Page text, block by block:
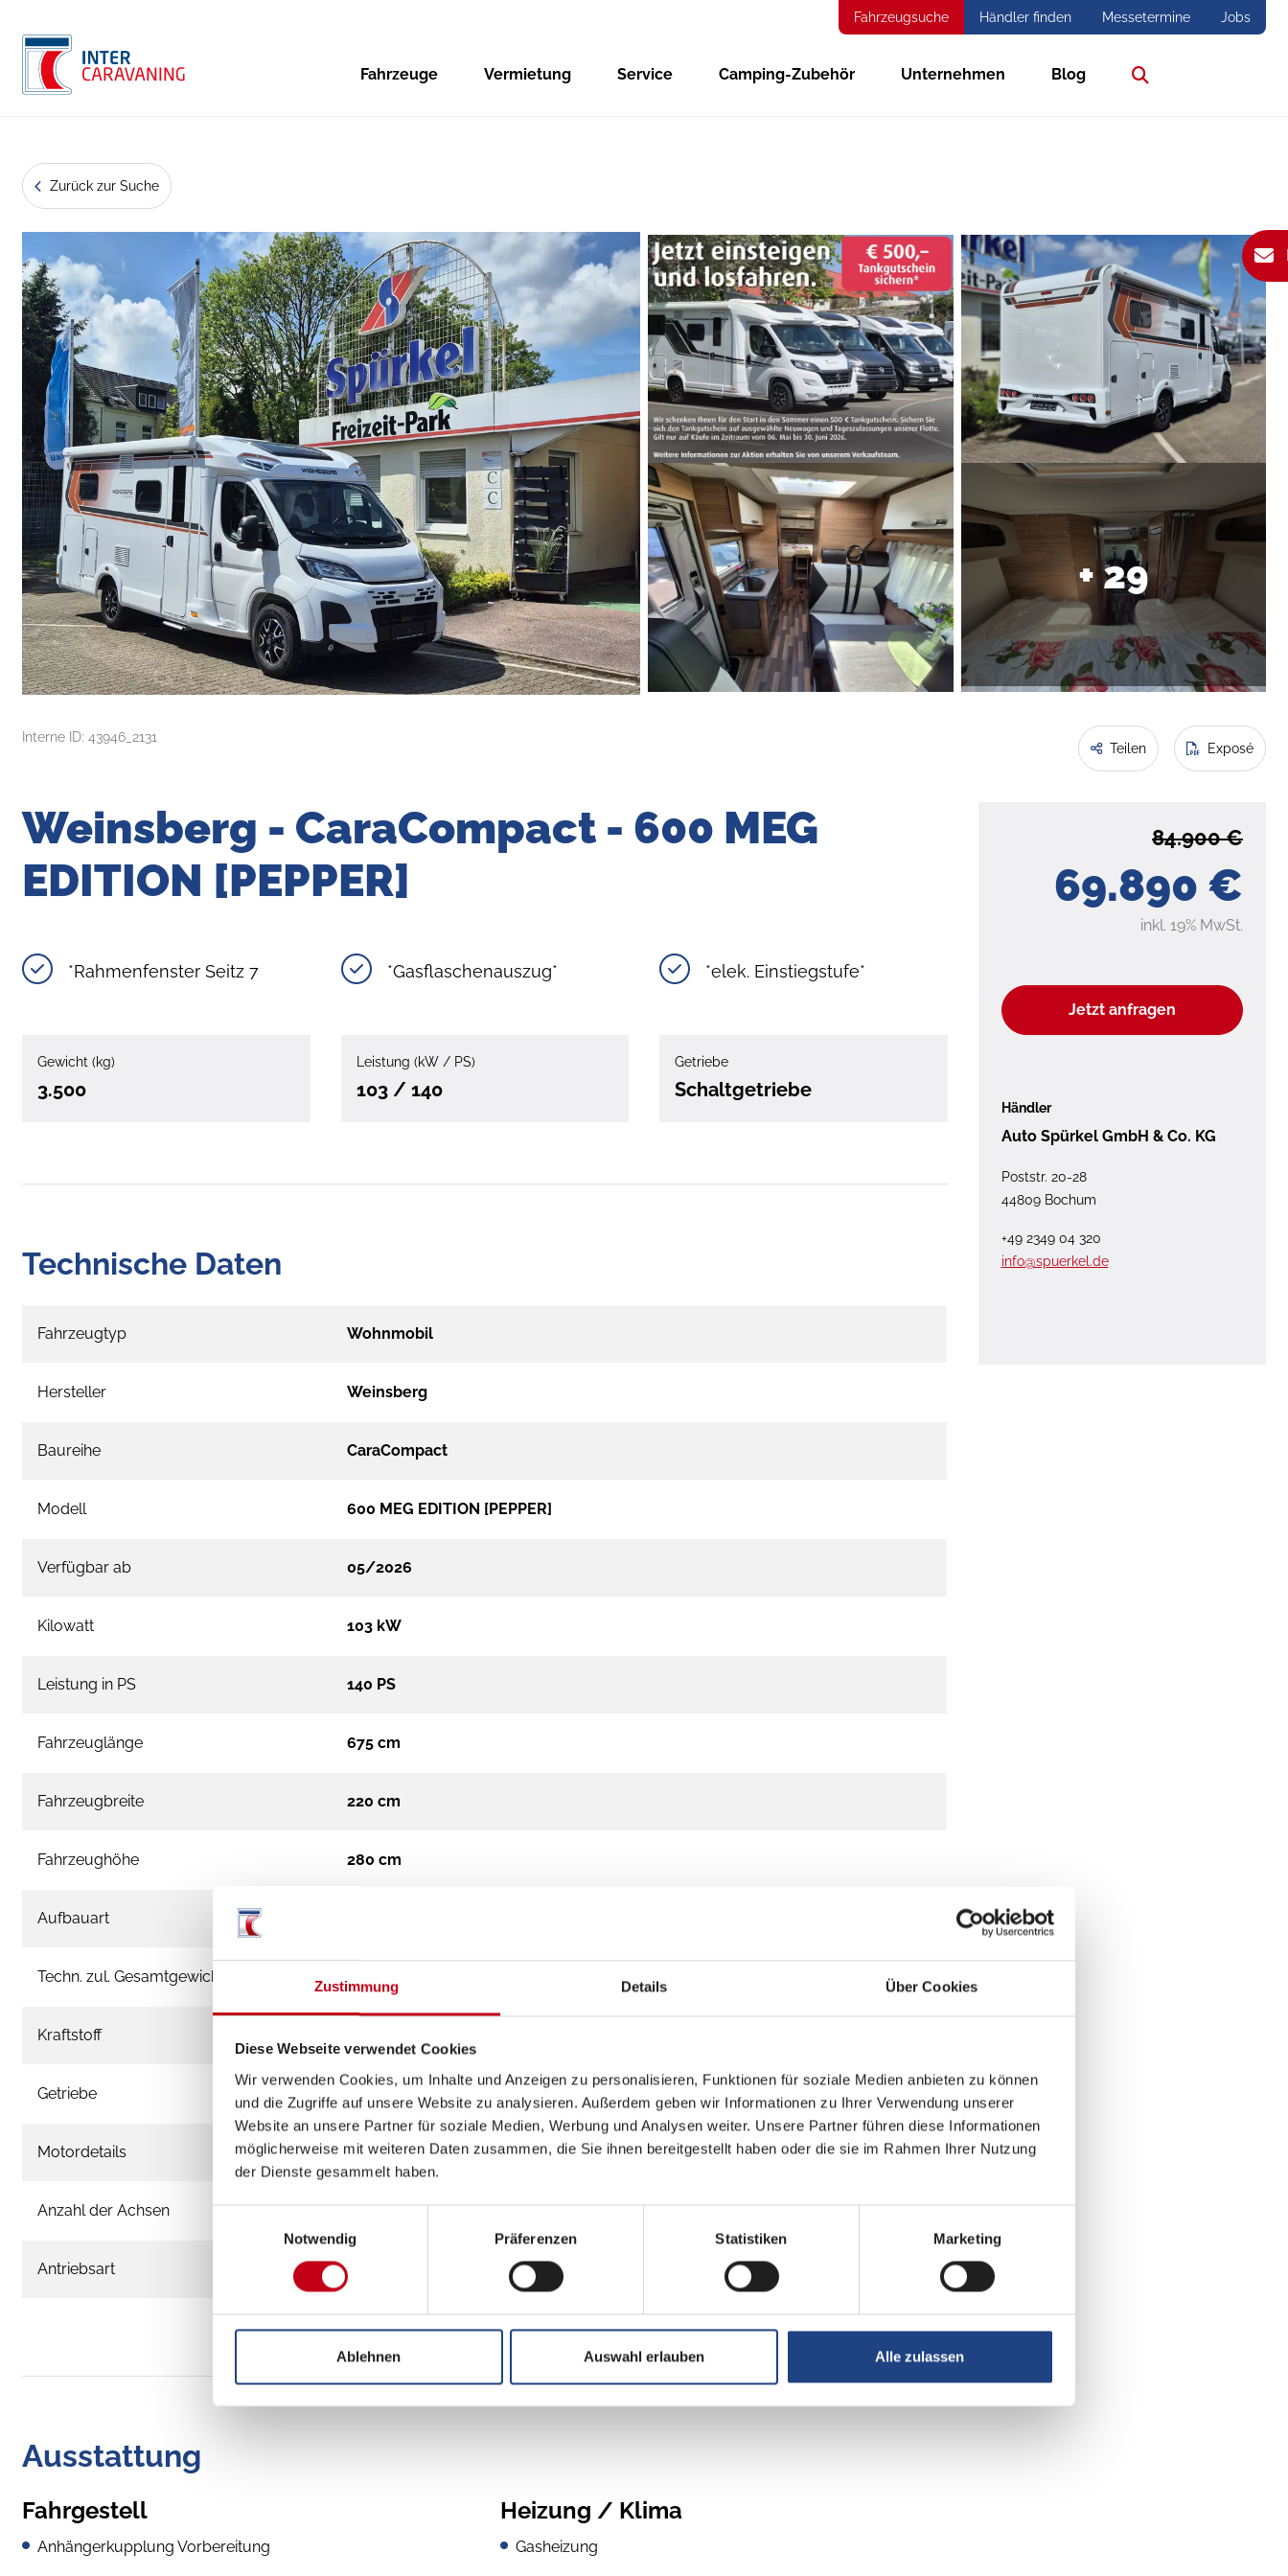
Zustimmung Details Über Cookies
Diese Webseite verwendet Cookies
Wir verwenden Cookies, um Inhalte und Anzeigen zu personalisieren, Funktionen für soziale Medien anbieten zu können
und die Zugriffe auf unsere Website zu analysieren. Außerdem geben wir Informationen zu Ihrer Verwendung unserer
Website an unsere Partner für soziale Medien, Werbung und Analysen weiter. Unsere Partner führen diese Informationen
möglicherweise mit weiteren Daten zusammen, die Sie ihnen bereitgestellt haben oder die sie im Rahmen Ihrer Nutzung
der Dienste gesammelt haben.
Notwendig
Präferenzen Statistiken Marketing
Ablehnen Auswahl erlauben Alle zulassen
Fahrzeugsuche Händler finden Messetermine Jobs
Fahrzeuge Vermietung Service Camping-Zubehör Unternehmen Blog
Zurück zur Suche
+ 29
Interne ID: 43946_2131
Teilen Exposé
69.890 €
84.900 €
inkl. 19% MwSt.
Jetzt anfragen
Händler
Auto Spürkel GmbH & Co. KG
Poststr. 20-28
44809 Bochum
+49 2349 04 320
info@spuerkel.de
Weinsberg - CaraCompact - 600 MEG
EDITION [PEPPER]
*Rahmenfenster Seitz 7 *Gasflaschenauszug* *elek. Einstiegstufe*
Gewicht (kg)
3.500
Leistung (kW / PS)
103 / 140
Getriebe
Schaltgetriebe
Technische Daten
Fahrzeugtyp Wohnmobil
Hersteller Weinsberg
Baureihe CaraCompact
Modell 600 MEG EDITION [PEPPER]
Verfügbar ab 05/2026
Kilowatt 103 kW
Leistung in PS 140 PS
Fahrzeuglänge 675 cm
Fahrzeugbreite 220 cm
Fahrzeughöhe 280 cm
Aufbauart
Techn. zul. Gesamtgewicht 3.500 kg
Kraftstoff
Getriebe Schaltgetriebe
Motordetails FIAT 103 kW / 140 PS man.Schaltung, 2.2 l 140 Multijet
Anzahl der Achsen 2
Antriebsart Frontantrieb
Ausstattung
Fahrgestell
Anhängerkupplung Vorbereitung
Heizung / Klima
Gasheizung